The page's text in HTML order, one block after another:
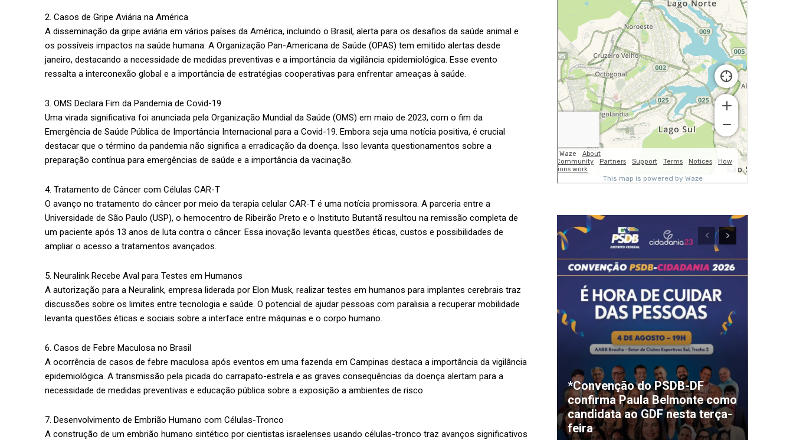
2. Casos de Gripe Aviária na América
A disseminação da gripe aviária em vários países da América, incluindo o Brasil, alerta para os desafios da saúde animal e
os possíveis impactos na saúde humana. A Organização Pan-Americana de Saúde (OPAS) tem emitido alertas desde
janeiro, destacando a necessidade de medidas preventivas e a importância da vigilância epidemiológica. Esse evento
ressalta a interconexão global e a importância de estratégias cooperativas para enfrentar ameaças à saúde.
3. OMS Declara Fim da Pandemia de Covid-19
Uma virada significativa foi anunciada pela Organização Mundial da Saúde (OMS) em maio de 2023, com o fim da
Emergência de Saúde Pública de Importância Internacional para a Covid-19. Embora seja uma notícia positiva, é crucial
destacar que o término da pandemia não significa a erradicação da doença. Isso levanta questionamentos sobre a
preparação contínua para emergências de saúde e a importância da vacinação.
4. Tratamento de Câncer com Células CAR-T
O avanço no tratamento do câncer por meio da terapia celular CAR-T é uma notícia promissora. A parceria entre a
Universidade de São Paulo (USP), o hemocentro de Ribeirão Preto e o Instituto Butantã resultou na remissão completa de
um paciente após 13 anos de luta contra o câncer. Essa inovação levanta questões éticas, custos e possibilidades de
ampliar o acesso a tratamentos avançados.
5. Neuralink Recebe Aval para Testes em Humanos
A autorização para a Neuralink, empresa liderada por Elon Musk, realizar testes em humanos para implantes cerebrais traz
discussões sobre os limites entre tecnologia e saúde. O potencial de ajudar pessoas com paralisia a recuperar mobilidade
levanta questões éticas e sociais sobre a interface entre máquinas e o corpo humano.
6. Casos de Febre Maculosa no Brasil
A ocorrência de casos de febre maculosa após eventos em uma fazenda em Campinas destaca a importância da vigilância
epidemiológica. A transmissão pela picada do carrapato-estrela e as graves consequências da doença alertam para a
necessidade de medidas preventivas e educação pública sobre a exposição a ambientes de risco.
7. Desenvolvimento de Embrião Humano com Células-Tronco
A construção de um embrião humano sintético por cientistas israelenses usando células-tronco traz avanços significativos
*Convenção do PSDB-DF
confirma Paula Belmonte como
candidata ao GDF nesta terça-
feira